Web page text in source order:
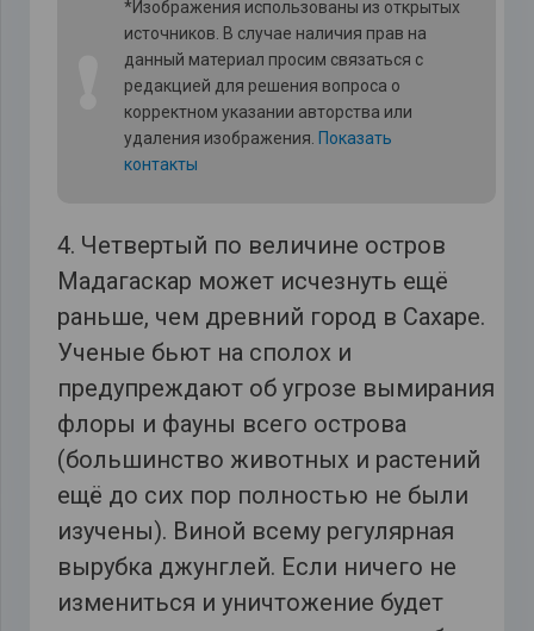
*Изображения использованы из открытых
источников. В случае наличия прав на
данный материал просим связаться с
редакцией для решения вопроса о
корректном указании авторства или
удаления изображения. Показать
контакты
4. Четвертый по величине остров
Мадагаскар может исчезнуть ещё
раньше, чем древний город в Сахаре.
Ученые бьют на сполох и
предупреждают об угрозе вымирания
флоры и фауны всего острова
(большинство животных и растений
ещё до сих пор полностью не были
изучены). Виной всему регулярная
вырубка джунглей. Если ничего не
измениться и уничтожение будет